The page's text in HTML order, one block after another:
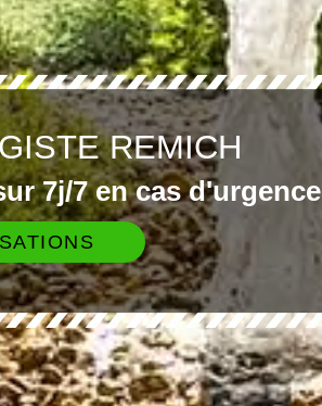
REMICH
7j/7 en cas d'urgence